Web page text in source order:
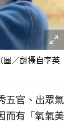
圖／翻攝自李英
五官、出眾氣
而有「氧氣美